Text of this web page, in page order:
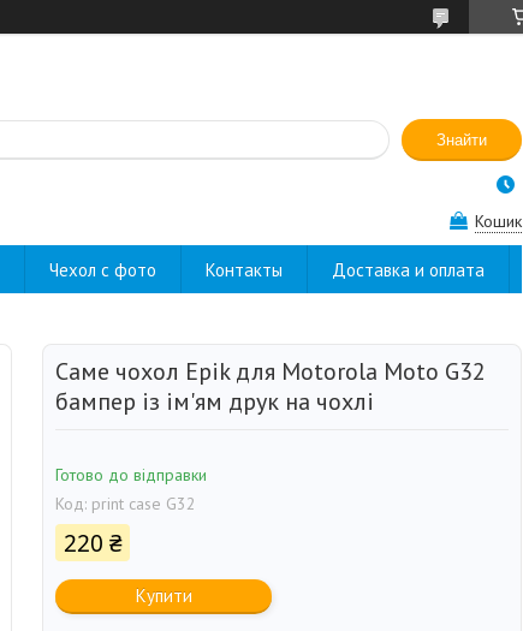
Знайти
Кошик
Чехол с фото Контакты Доставка и оплата
Саме чохол Epik для Motorola Moto G32
бампер із ім'ям друк на чохлі
Готово до відправки
Код: print case G32
220 ₴
Купити